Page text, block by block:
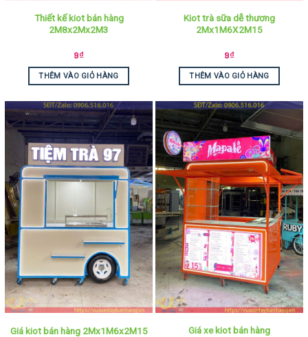
Thiết kế kiot bán hàng
2M8x2Mx2M3
9₫
THÊM VÀO GIỎ HÀNG
Kiot trà sữa dễ thương
2Mx1M6X2M15
9₫
THÊM VÀO GIỎ HÀNG
Giá kiot bán hàng 2Mx1M6x2M15
Giá xe kiot bán hàng